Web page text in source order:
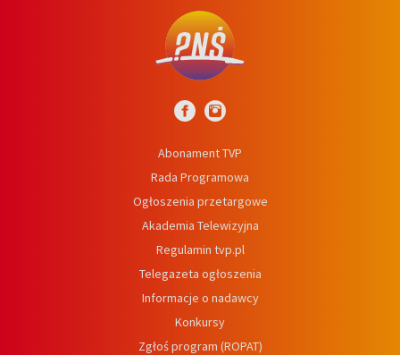
Abonament TVP
Rada Programowa
Ogłoszenia przetargowe
Akademia Telewizyjna
Regulamin tvp.pl
Telegazeta ogłoszenia
Informacje o nadawcy
Konkursy
Zgłoś program (ROPAT)